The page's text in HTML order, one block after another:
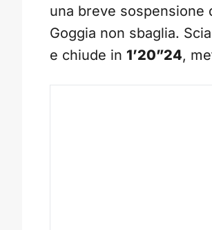
una breve sospensione
Goggia non sbaglia.
e chiude in 1’20”24,